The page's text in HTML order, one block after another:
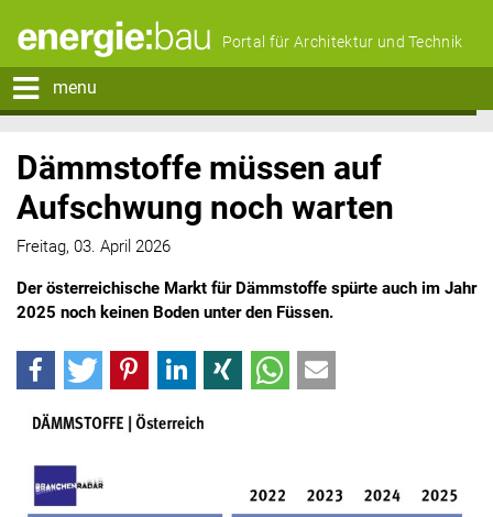
Portal für Architektur und Technik
menu
Dämmstoffe müssen auf
Aufschwung noch warten
Freitag, 03. April 2026
Der österreichische Markt für Dämmstoffe spürte auch im Jahr
2025 noch keinen Boden unter den Füssen.